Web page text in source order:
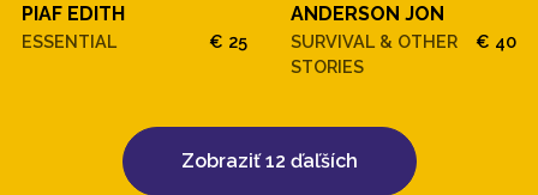
PIAF EDITH
ESSENTIAL € 25
ANDERSON JON
SURVIVAL & OTHER
STORIES
€ 40
Zobraziť 12 ďaľších